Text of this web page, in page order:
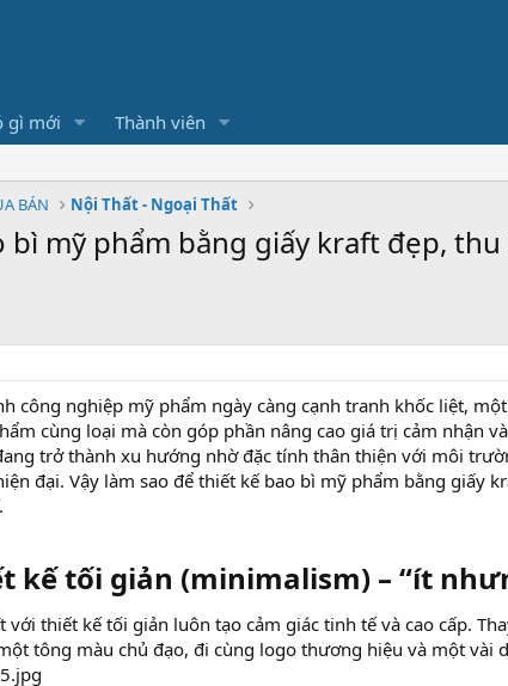
gì mới Thành viên
BÁN Nội Thất - Ngoại Thất
bì mỹ phẩm bằng giấy kraft đẹp,
công nghiệp mỹ phẩm ngày càng cạnh tranh khốc liệt,
cùng loại mà còn góp phần nâng cao giá trị cảm nhận
trở thành xu hướng nhờ đặc tính thân thiện với môi
đại. Vậy làm sao để thiết kế bao bì mỹ phẩm bằng
kế tối giản (minimalism) – “ít
với thiết kế tối giản luôn tạo cảm giác tinh tế và cao cấp.
tông màu chủ đạo, đi cùng logo thương hiệu và một vài